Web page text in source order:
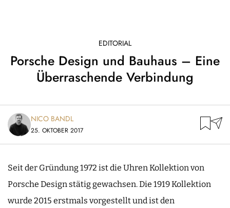
EDITORIAL
Porsche Design und Bauhaus – Eine
Überraschende Verbindung
NICO BANDL
25. OKTOBER 2017
Seit der Gründung 1972 ist die Uhren Kollektion von
Porsche Design stätig gewachsen. Die 1919 Kollektion
wurde 2015 erstmals vorgestellt und ist den